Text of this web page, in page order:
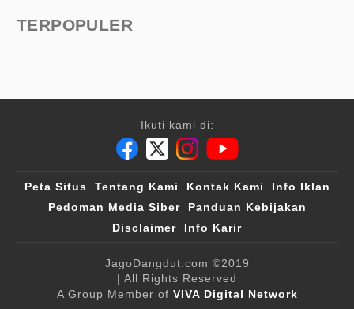
TERPOPULER
Ikuti kami di:
Peta Situs Tentang Kami Kontak Kami
Info Iklan
Pedoman Media Siber
Panduan Kebijakan
Disclaimer
Info Karir
JagoDangdut.com ©2019
| All Rights Reserved
A Group Member of VIVA Digital Network